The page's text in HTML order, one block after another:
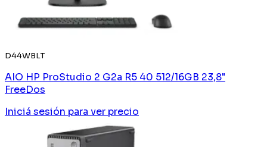
D44WBLT
AIO HP ProStudio 2 G2a R5 40 512/16GB 23,8"
FreeDos
Iniciá sesión para ver precio